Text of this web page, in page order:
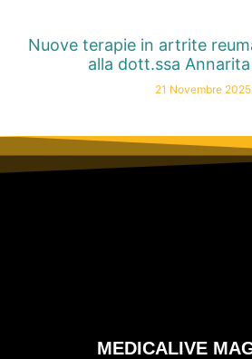
Nuove terapie in artrite
alla dott.ssa
21 Novembre 2025
MEDICALIVE